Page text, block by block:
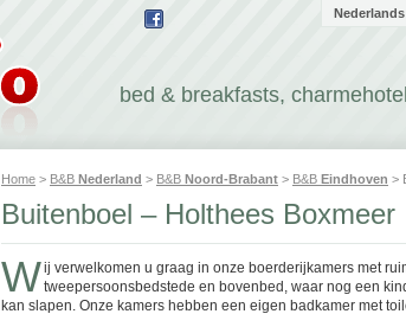
bed & breakfasts,
Nederlands
Home > B&B Nederland > B&B Noord-Brabant > B&B Eindhoven >
Buitenboel – Holthees Boxmeer
Wij verwelkomen u graag in onze boerderijkamers met
tweepersoonsbedstede en bovenbed, waar nog een
kan slapen. Onze kamers hebben een eigen badkamer met